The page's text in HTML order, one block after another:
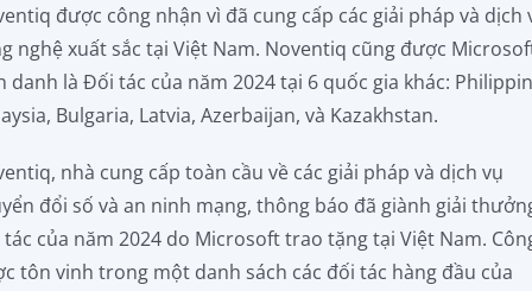
được công nhận vì đã cung cấp các giải pháp và dịch
nghệ xuất sắc tại Việt Nam. Noventiq cũng được
danh là Đối tác của năm 2024 tại 6 quốc gia khác:
Bulgaria, Latvia, Azerbaijan, và Kazakhstan.
nhà cung cấp toàn cầu về các giải pháp và dịch vụ
đổi số và an ninh mạng, thông báo đã giành giải
của năm 2024 do Microsoft trao tặng tại Việt Nam.
tôn vinh trong một danh sách các đối tác hàng đầu của